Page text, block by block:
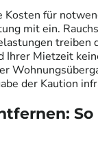
für
mit ein.
treiben
Ihrer Mietzeit
der Kaution